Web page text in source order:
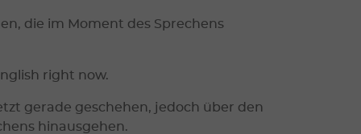
die im Moment des Sprechens
right now.
gerade geschehen, jedoch über den
hinausgehen.